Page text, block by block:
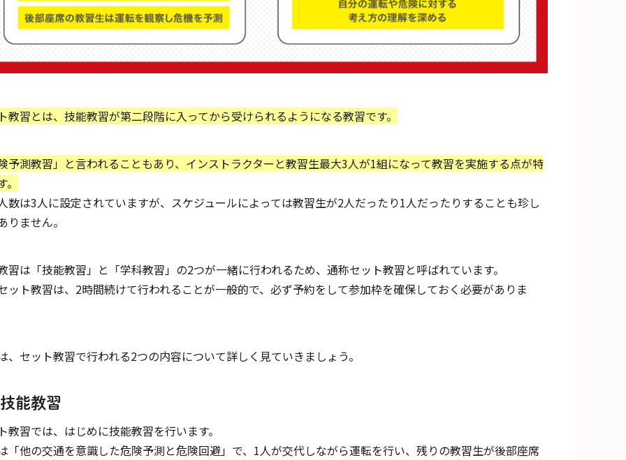
教習とは、技能教習が第二段階に入ってから受けられるようになる教習です。
予測教習」と言われることもあり、インストラクターと教習生最大3人が1組になって教習を実施する点が特
数は3人に設定されていますが、スケジュールによっては教習生が2人だったり1人だったりすることも珍し
りません。
習は「技能教習」と「学科教習」の2つが一緒に行われるため、通称セット教習と呼ばれています。
ット教習は、2時間続けて行われることが一般的で、必ず予約をして参加枠を確保しておく必要がありま
、セット教習で行われる2つの内容について詳しく見ていきましょう。
能教習
教習では、はじめに技能教習を行います。
「他の交通を意識した危険予測と危険回避」で、1人が交代しながら運転を行い、残りの教習生が後部座席